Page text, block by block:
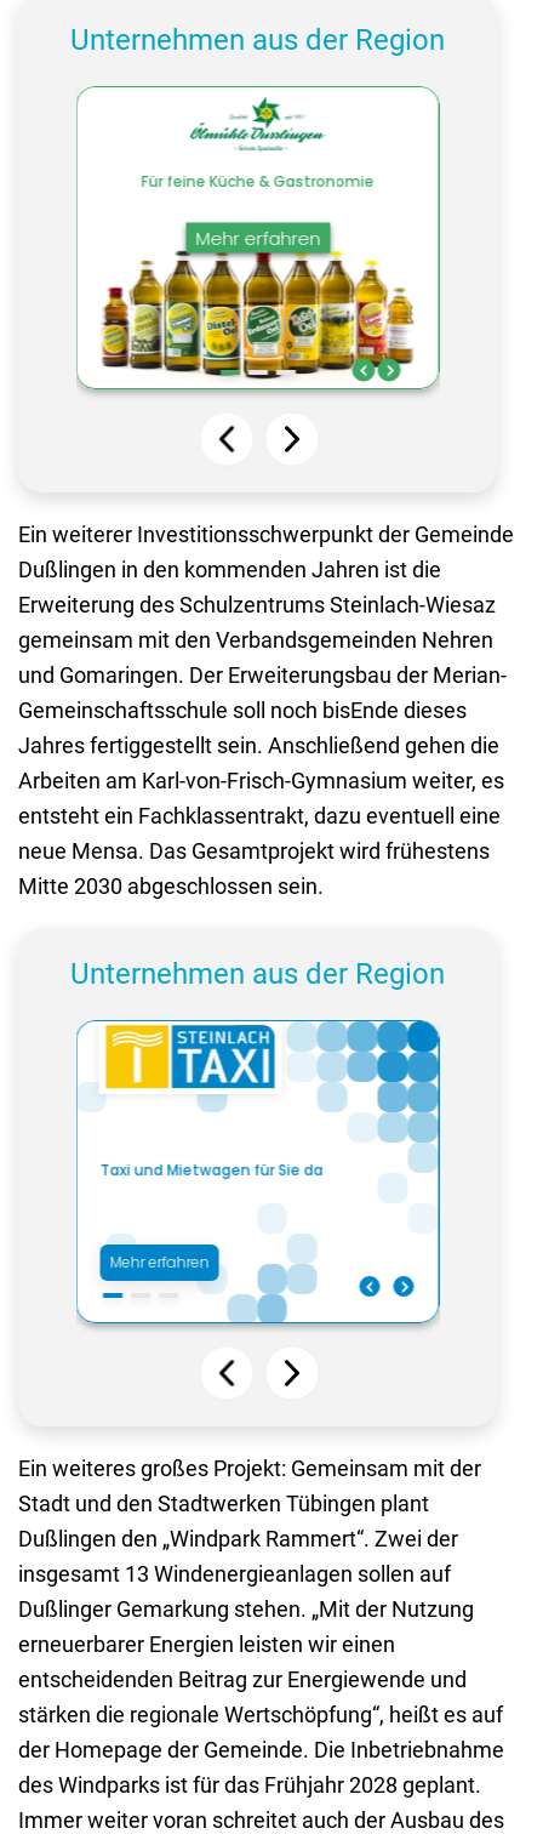
Unternehmen aus der Region
Ein weiterer Investitionsschwerpunkt der Gemeinde
Dußlingen in den kommenden Jahren ist die
Erweiterung des Schulzentrums Steinlach-Wiesaz
gemeinsam mit den Verbandsgemeinden Nehren
und Gomaringen. Der Erweiterungsbau der Merian-
Gemeinschaftsschule soll noch bisEnde dieses
Jahres fertiggestellt sein. Anschließend gehen die
Arbeiten am Karl-von-Frisch-Gymnasium weiter, es
entsteht ein Fachklassentrakt, dazu eventuell eine
neue Mensa. Das Gesamtprojekt wird frühestens
Mitte 2030 abgeschlossen sein.
Unternehmen aus der Region
Ein weiteres großes Projekt: Gemeinsam mit der
Stadt und den Stadtwerken Tübingen plant
Dußlingen den „Windpark Rammert“. Zwei der
insgesamt 13 Windenergieanlagen sollen auf
Dußlinger Gemarkung stehen. „Mit der Nutzung
erneuerbarer Energien leisten wir einen
entscheidenden Beitrag zur Energiewende und
stärken die regionale Wertschöpfung“, heißt es auf
der Homepage der Gemeinde. Die Inbetriebnahme
des Windparks ist für das Frühjahr 2028 geplant.
Immer weiter voran schreitet auch der Ausbau des